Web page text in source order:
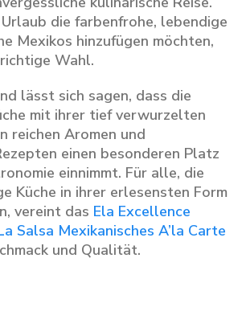
die farbenfrohe, lebendige
Mexikos hinzufügen möchten,
Wahl.
lässt sich sagen, dass die
mit ihrer tief verwurzelten
reichen Aromen und
einen besonderen Platz
einnimmt. Für alle, die
Küche in ihrer erlesensten Form
vereint das Ela Excellence
Salsa Mexikanisches A’la Carte
und Qualität.